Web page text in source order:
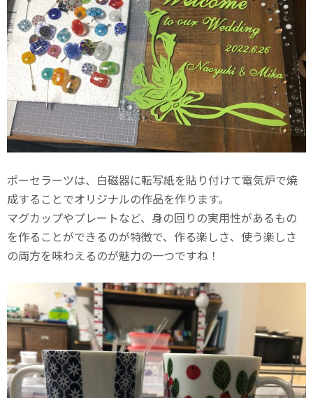
ポーセラーツは、白磁器に転写紙を貼り付けて電気炉で焼
成することでオリジナルの作品を作ります。
マグカップやプレートなど、身の回りの実用性があるもの
を作ることができるのが特徴で、作る楽しさ、使う楽しさ
の両方を味わえるのが魅力の一つですね！